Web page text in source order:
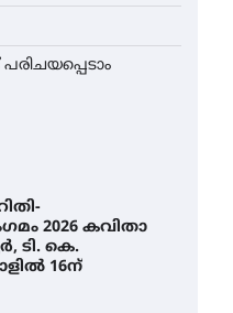
2026 കവിതാ
ടി. കെ.
16ന്